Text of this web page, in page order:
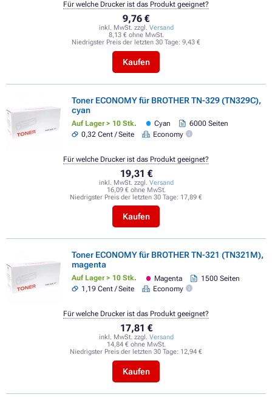
9,76 €
inkl. MwSt. zzgl. Versand
8,13 € ohne MwSt.
Niedrigster Preis der letzten 30 Tage: 9,43 €
Kaufen
Für welche Drucker ist das Produkt geeignet?
Toner ECONOMY für BROTHER TN-329 (TN329C),
cyan
Auf Lager > 10 Stk. Cyan
6000 Seiten
0,32 Cent / Seite
Economy
19,31 €
inkl. MwSt. zzgl. Versand
16,09 € ohne MwSt.
Niedrigster Preis der letzten 30 Tage: 17,89 €
Kaufen
Für welche Drucker ist das Produkt geeignet?
Toner ECONOMY für BROTHER TN-321 (TN321M),
magenta
Auf Lager > 10 Stk. Magenta
1500 Seiten
1,19 Cent / Seite
Economy
17,81 €
inkl. MwSt. zzgl. Versand
14,84 € ohne MwSt.
Niedrigster Preis der letzten 30 Tage: 12,94 €
Kaufen
Für welche Drucker ist das Produkt geeignet?